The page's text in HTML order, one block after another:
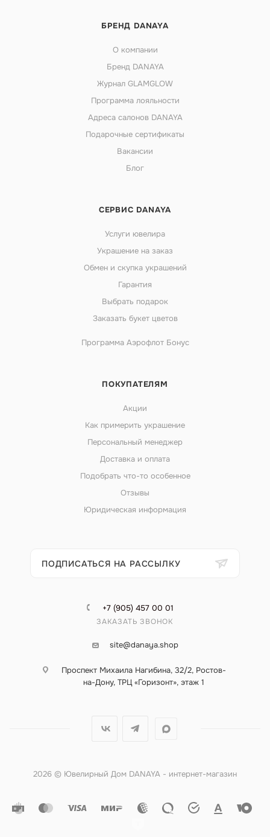
БРЕНД DANAYA
О компании
Бренд DANAYA
Журнал GLAMGLOW
Программа лояльности
Адреса салонов DANAYA
Подарочные сертификаты
Вакансии
Блог
СЕРВИС DANAYA
Услуги ювелира
Украшение на заказ
Обмен и скупка украшений
Гарантия
Выбрать подарок
Заказать букет цветов
Программа Аэрофлот Бонус
ПОКУПАТЕЛЯМ
Акции
Как примерить украшение
Персональный менеджер
Доставка и оплата
Подобрать что-то особенное
Отзывы
Юридическая информация
ПОДПИСАТЬСЯ НА РАССЫЛКУ
+7 (905) 457 00 01
ЗАКАЗАТЬ ЗВОНОК
site@danaya.shop
Проспект Михаила Нагибина, 32/2, Ростов-
на-Дону, ТРЦ «Горизонт», этаж 1
2026 © Ювелирный Дом DANAYA - интернет-магазин